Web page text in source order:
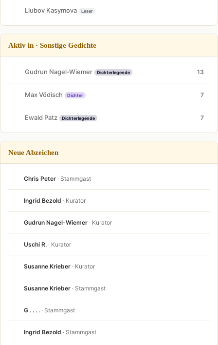
Liubov Kasymova Leser
Aktiv in · Sonstige Gedichte
Gudrun Nagel-Wiemer Dichterlegende 13
Max Vödisch Dichter 7
Ewald Patz Dichterlegende 7
Neue Abzeichen
Chris Peter · Stammgast
Ingrid Bezold · Kurator
Gudrun Nagel-Wiemer · Kurator
Uschi R. · Kurator
Susanne Krieber · Kurator
Susanne Krieber · Stammgast
G . . . . · Stammgast
Ingrid Bezold · Stammgast